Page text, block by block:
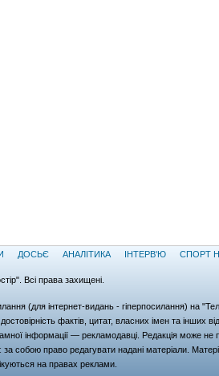
ДОСЬЄ АНАЛІТИКА ІНТЕРВ'Ю СПОРТ
Всі права захищені.
(для iнтернет-видань - гiперпосилання) на
фактів, цитат, власних імен та інших
інформації — рекламодавці. Редакція може не
за собою право редагувати надані матеріали.
на правах реклами.